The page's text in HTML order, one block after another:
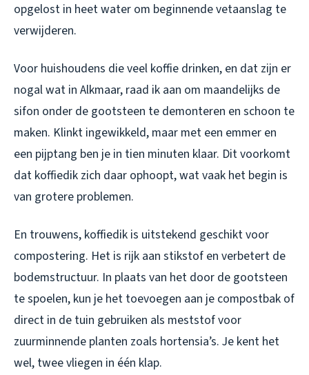
opgelost in heet water om beginnende vetaanslag te
verwijderen.
Voor huishoudens die veel koffie drinken, en dat zijn er
nogal wat in Alkmaar, raad ik aan om maandelijks de
sifon onder de gootsteen te demonteren en schoon te
maken. Klinkt ingewikkeld, maar met een emmer en
een pijptang ben je in tien minuten klaar. Dit voorkomt
dat koffiedik zich daar ophoopt, wat vaak het begin is
van grotere problemen.
En trouwens, koffiedik is uitstekend geschikt voor
compostering. Het is rijk aan stikstof en verbetert de
bodemstructuur. In plaats van het door de gootsteen
te spoelen, kun je het toevoegen aan je compostbak of
direct in de tuin gebruiken als meststof voor
zuurminnende planten zoals hortensia’s. Je kent het
wel, twee vliegen in één klap.